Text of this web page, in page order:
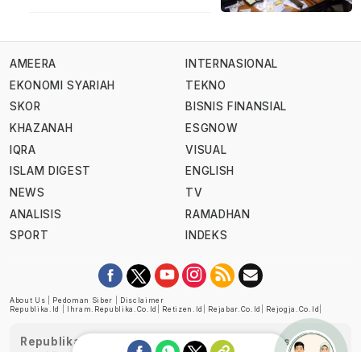
AMEERA
EKONOMI SYARIAH
SKOR
KHAZANAH
IQRA
ISLAM DIGEST
NEWS
ANALISIS
SPORT
INTERNASIONAL
TEKNO
BISNIS FINANSIAL
ESGNOW
VISUAL
ENGLISH
TV
RAMADHAN
INDEKS
About Us Pedoman Siber
Disclaimer
Republika.id
Ihram.republika.co.id Retizen.id Rejabar.co.id Rejogja.co.id
Republika telah diverifikasi oleh Dewan Pers